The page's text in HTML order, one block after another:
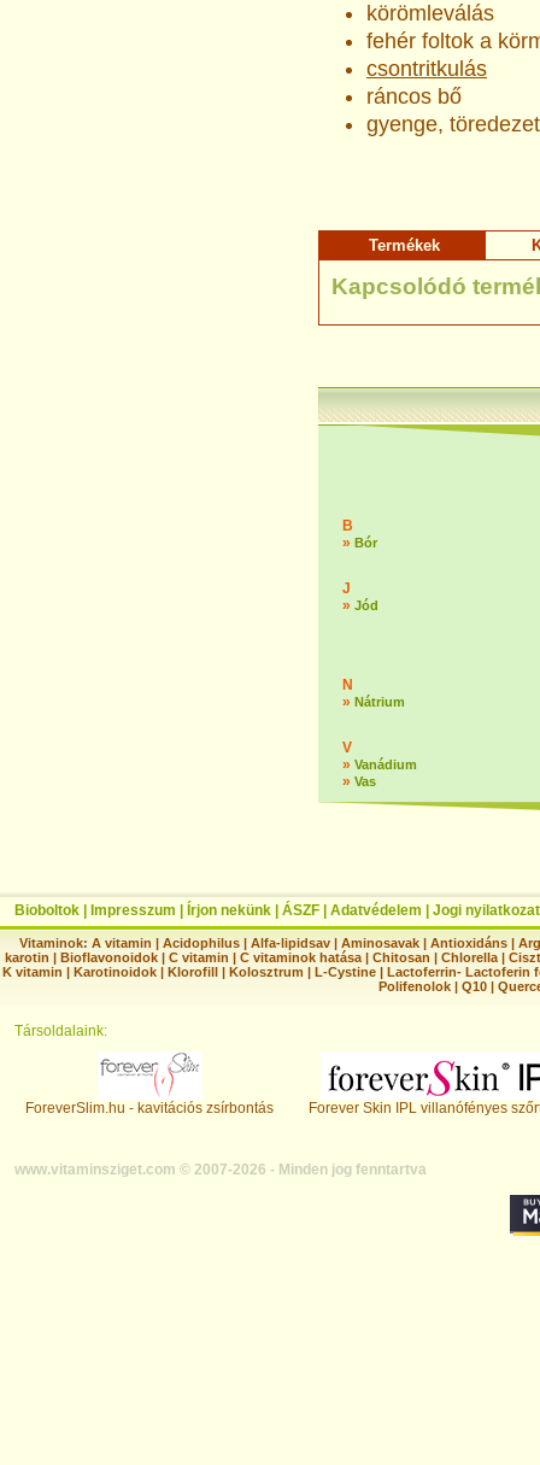
körömleválás
fehér foltok a
csontritkulás
ráncos bő
gyenge,
Termékek
Kapcsolódó
B
» Bór
J
» Jód
N
» Nátrium
V
» Vanádium
» Vas
Bioboltok Impresszum Írjon nekünk ÁSZF Adatvédelem Jogi nyilatkozat
Vitaminok: A vitamin |Acidophilus |Alfa-lipidsav |Aminosavak |Antioxidáns |
karotin | Bioflavonoidok | C vitamin | C vitaminok hatása | Chitosan | Chlorella |
K vitamin | Karotinoidok | Klorofill | Kolosztrum | L-Cystine | Lactoferrin- Lactoferin
Polifenolok |Q10 |
Társoldalaink:
ForeverSlim.hu - kavitációs zsírbontás Forever Skin IPL villanófényes
www.vitaminsziget.com © 2007-2026 - Minden jog fenntartva